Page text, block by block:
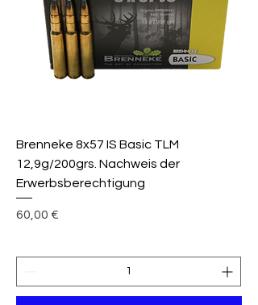
Brenneke 8x57 IS Basic TLM
12,9g/200grs. Nachweis der
Erwerbsberechtigung
Preis
60,00 €